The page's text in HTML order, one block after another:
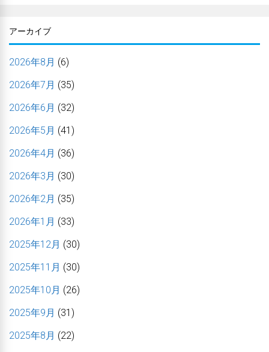
アーカイブ
2026年8月 (6)
2026年7月 (35)
2026年6月 (32)
2026年5月 (41)
2026年4月 (36)
2026年3月 (30)
2026年2月 (35)
2026年1月 (33)
2025年12月 (30)
2025年11月 (30)
2025年10月 (26)
2025年9月 (31)
2025年8月 (22)